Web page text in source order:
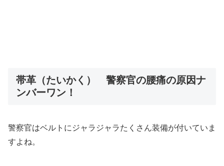
帯革（たいかく） 警察官の腰痛の原因ナ
ンバーワン！
警察官はベルトにジャラジャラたくさん装備が付いていま
すよね。